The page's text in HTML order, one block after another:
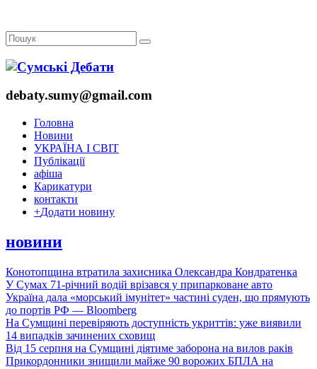
debaty.sumy@gmail.com
Головна
Новини
УКРАЇНА І СВІТ
Публікації
афіша
Карикатури
контакти
+Додати новину
новини
Конотопщина втратила захисника Олександра Кондратенка
У Сумах 71-річний водій врізався у припарковане авто
Україна дала «морський імунітет» частині суден, що прямують
до портів РФ — Bloomberg
На Сумщині перевіряють доступність укриттів: уже виявили
14 випадків зачинених сховищ
Від 15 серпня на Сумщині діятиме заборона на вилов раків
Прикордонники знищили майже 90 ворожих БПЛА на